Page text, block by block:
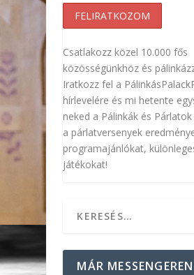
Csatlakozz közel 10.000 fős
közösségünkhöz és
Iratkozz fel a
hírlevelére és mi hetente
neked a Pálinkák és
a párlatversenyek
programajánlókat,
játékokat!
MÁR